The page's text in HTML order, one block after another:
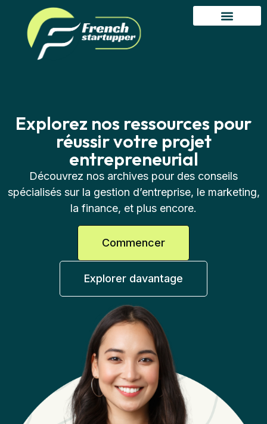
Explorez nos ressources pour
réussir votre projet
entrepreneurial
Découvrez nos archives pour des conseils
spécialisés sur la gestion d’entreprise, le marketing,
la finance, et plus encore.
Commencer
Explorer davantage